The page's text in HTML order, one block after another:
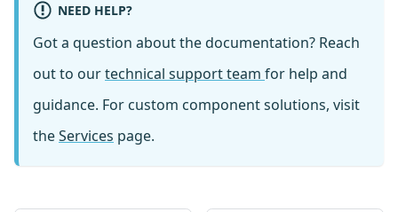
NEED HELP?
Got a question about the documentation? Reach
out to ourtechnical support team for help and
guidance. For custom component solutions, visit
theServices page.